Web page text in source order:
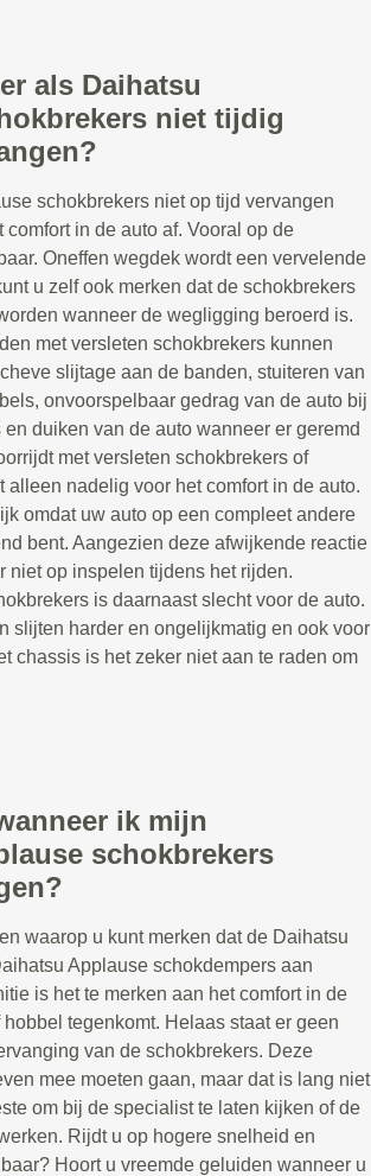
als Daihatsu
niet tijdig
schokbrekers niet op tijd vervangen
in de auto af. Vooral op de
Oneffen wegdek wordt een vervelende
u zelf ook merken dat de schokbrekers
wanneer de wegligging beroerd is.
met versleten schokbrekers kunnen
slijtage aan de banden, stuiteren van
onvoorspelbaar gedrag van de auto bij
duiken van de auto wanneer er geremd
met versleten schokbrekers of
nadelig voor het comfort in de auto.
omdat uw auto op een compleet andere
bent. Aangezien deze afwijkende reactie
niet op inspelen tijdens het rijden.
is daarnaast slecht voor de auto.
slijten harder en ongelijkmatig en ook voor
chassis is het zeker niet aan te raden om
ik mijn
schokbrekers
waarop u kunt merken dat de Daihatsu
Applause schokdempers aan
is het te merken aan het comfort in de
tegenkomt. Helaas staat er geen
van de schokbrekers. Deze
mee moeten gaan, maar dat is lang niet
om bij de specialist te laten kijken of de
Rijdt u op hogere snelheid en
Hoort u vreemde geluiden wanneer u